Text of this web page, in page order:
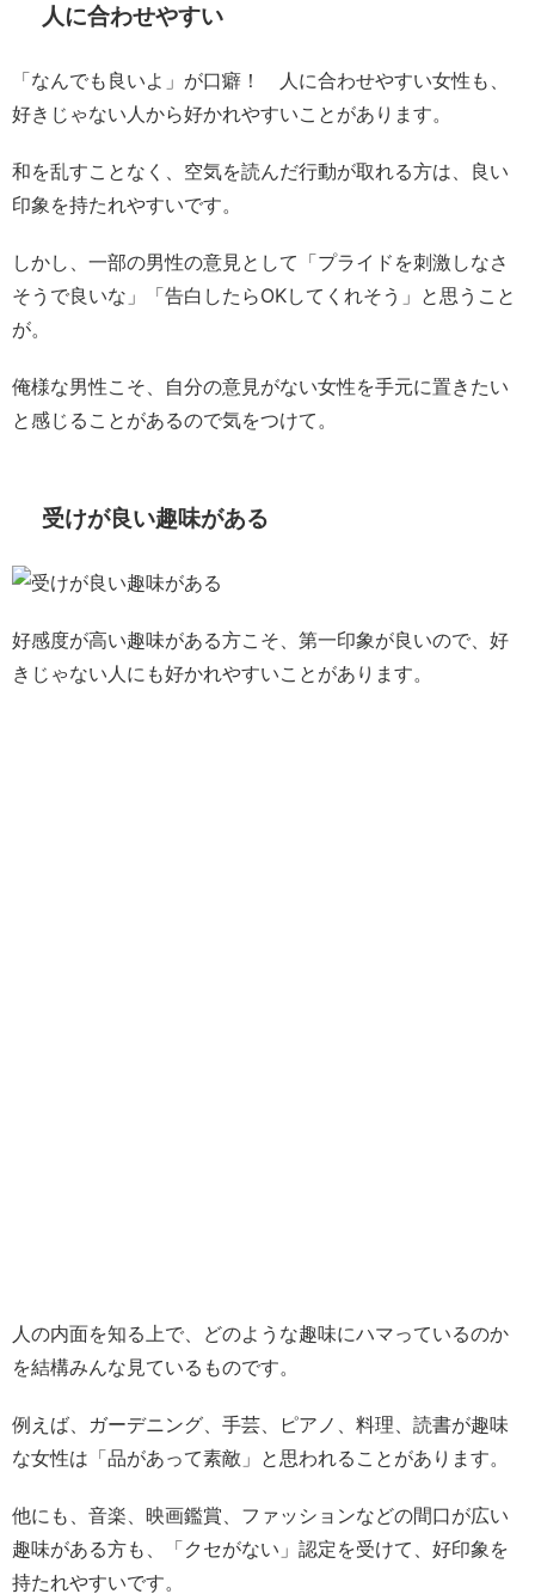
人に合わせやすい
「なんでも良いよ」が口癖！ 人に合わせやすい女性も、
好きじゃない人から好かれやすいことがあります。
和を乱すことなく、空気を読んだ行動が取れる方は、良い
印象を持たれやすいです。
しかし、一部の男性の意見として「プライドを刺激しなさ
そうで良いな」「告白したらOKしてくれそう」と思うこと
が。
俺様な男性こそ、自分の意見がない女性を手元に置きたい
と感じることがあるので気をつけて。
受けが良い趣味がある
好感度が高い趣味がある方こそ、第一印象が良いので、好
きじゃない人にも好かれやすいことがあります。
人の内面を知る上で、どのような趣味にハマっているのか
を結構みんな見ているものです。
例えば、ガーデニング、手芸、ピアノ、料理、読書が趣味
な女性は「品があって素敵」と思われることがあります。
他にも、音楽、映画鑑賞、ファッションなどの間口が広い
趣味がある方も、「クセがない」認定を受けて、好印象を
持たれやすいです。